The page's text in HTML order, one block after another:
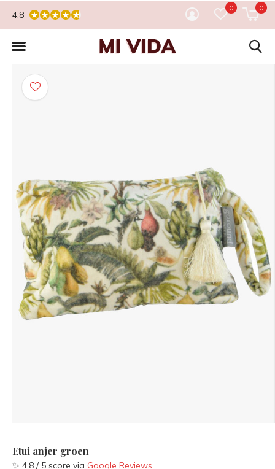
0 0
4.8
Etui anjer groen
✨ 4.8 / 5 score via Google Reviews